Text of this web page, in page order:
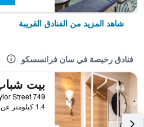
شاهد المزيد من الفنادق القريبة
فنادق رخيصة في سان فرانسسكو
1.4 كيلومتر عن وسط المدينة